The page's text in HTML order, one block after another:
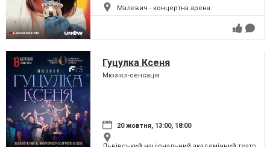
Малевич - концертна арена
Гуцулка Ксеня
Мюзікл-сенсація
20 жовтня, 13:00, 18:00